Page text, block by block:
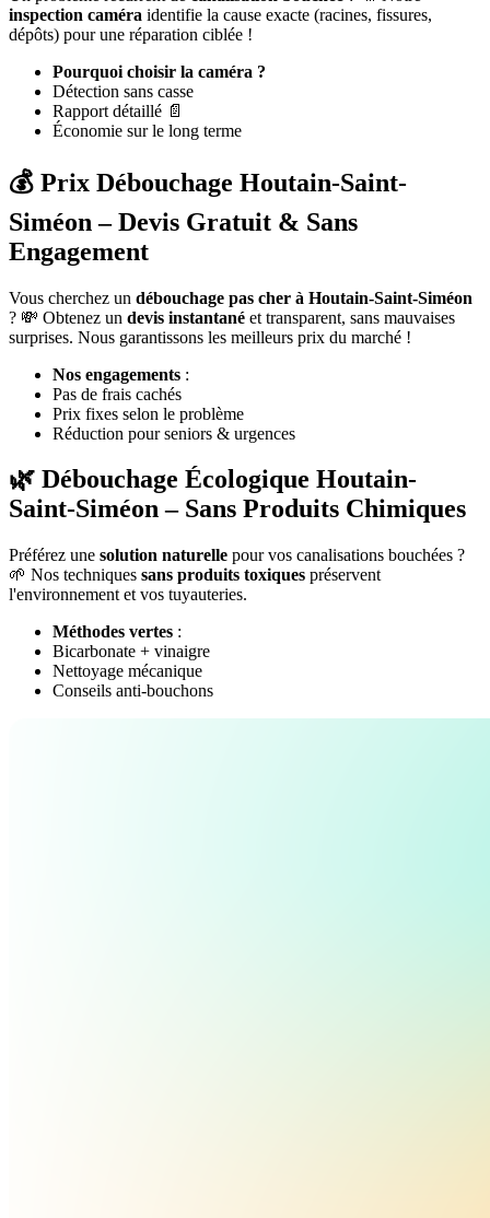
inspection caméra identifie la cause exacte (racines, fissures,
dépôts) pour une réparation ciblée !
Pourquoi choisir la caméra ?
Détection sans casse
Rapport détaillé 📄
Économie sur le long terme
💰 Prix Débouchage Houtain-Saint-
Siméon – Devis Gratuit & Sans
Engagement
Vous cherchez un débouchage pas cher à Houtain-Saint-Siméon
? 💸 Obtenez un devis instantané et transparent, sans mauvaises
surprises. Nous garantissons les meilleurs prix du marché !
Nos engagements :
Pas de frais cachés
Prix fixes selon le problème
Réduction pour seniors & urgences
🌿 Débouchage Écologique Houtain-
Saint-Siméon – Sans Produits Chimiques
Préférez une solution naturelle pour vos canalisations bouchées ?
🌱 Nos techniques sans produits toxiques préservent
l'environnement et vos tuyauteries.
Méthodes vertes :
Bicarbonate + vinaigre
Nettoyage mécanique
Conseils anti-bouchons